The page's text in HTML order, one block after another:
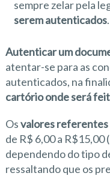
sempre zelar pela
serem autenticados.
Autenticar um
atentar-se para as
autenticados, na
cartório onde será
Osvalores
de R$ 6,00 a R$15,00
dependendo do tipo
ressaltando que os